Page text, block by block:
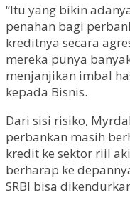
“Itu yang bikin
penahan bagi
kreditnya secara
mereka punya
menjanjikan imbal
kepada Bisnis.
Dari sisi risiko,
perbankan masih
kredit ke sektor riil
berharap ke
SRBI bisa